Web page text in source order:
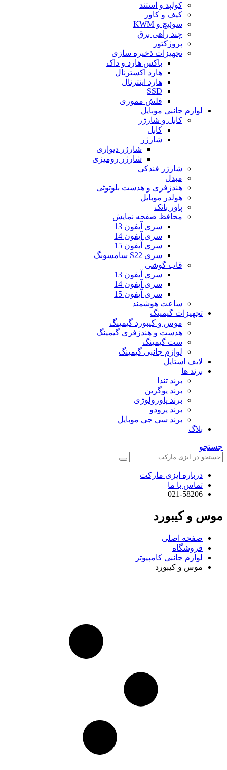
کولپد و استند
کیف و کاور
سوئیچ و KWM
چند راهی برق
پروژکتور
تجهیزات ذخیره سازی
باکس هارد و داک
هارد اکسترنال
هارد اینترنال
SSD
فلش مموری
لوازم جانبی موبایل
کابل و شارژر
کابل
شارژر
شارژر دیواری
شارژر رومیزی
شارژر فندکی
مبدل
هندزفری و هدست بلوتوثی
هولدر موبایل
پاور بانک
محافظ صفحه نمایش
سری آیفون 13
سری آیفون 14
سری آیفون 15
سری S22 سامسونگ
قاب گوشی
سری آیفون 13
سری آیفون 14
سری آیفون 15
ساعت هوشمند
تجهیزات گیمینگ
موس و کیبورد گیمینگ
هدست و هندزفری گیمینگ
ست گیمینگ
لوازم جانبی گیمینگ
لایف استایل
برند ها
برند تندا
برند یوگرین
برند پاورولوژی
برند پرودو
برند سی جی موبایل
بلاگ
جستجو
درباره ایزی مارکت
تماس با ما
021-58206
موس و کیبورد
صفحه اصلی
فروشگاه
لوازم جانبی کامپیوتر
موس و کیبورد